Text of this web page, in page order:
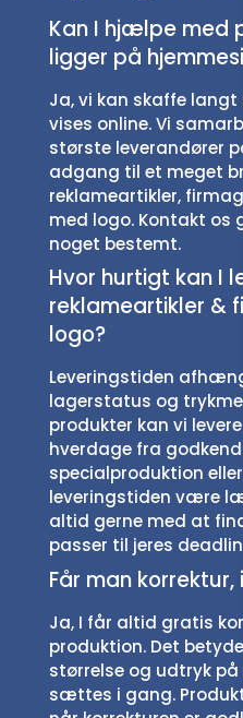
Kan I hjælpe med
ligger på
Ja, vi kan skaffe langt
vises online. Vi
største leverandører
adgang til et meget
reklameartikler,
med logo. Kontakt os
noget bestemt.
Hvor hurtigt kan I
reklameartikler &
logo?
Leveringstiden
lagerstatus og
produkter kan vi
hverdage fra
specialproduktion
leveringstiden være
altid gerne med at
passer til jeres
Får man
Ja, I får altid gratis
produktion. Det
størrelse og udtryk
sættes i gang.